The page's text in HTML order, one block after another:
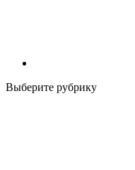
Выберите рубрику